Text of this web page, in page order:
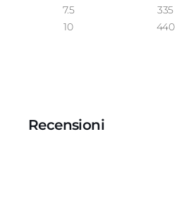
7.5
335
10
440
Recensioni